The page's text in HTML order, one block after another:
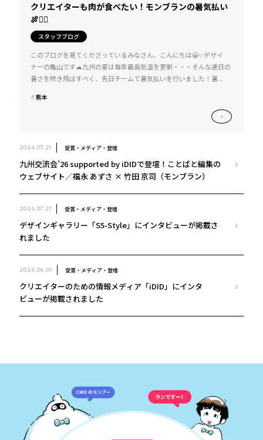
クリエイターも肉が食べたい！モンブランの暑気払い
🍖❤️‍🔥
スタッフブログ
このブログを見てくださっているみなさん、こんにちは😀✨デザイ
ナーの亀山です🐢九州の夏は毎年最高気温を更新・・・そんな連日の
暑さを吹き飛ばすべく、先日チームで暑気払いを行いました！暑...
熊本
2026.07.21 受賞・メディア・登壇
九州交流会’26 supported by iDIDで登壇！ことばと編集の
ウェブサイト／福永 あずさ × 竹田 京司（モンブラン）
2026.07.21 受賞・メディア・登壇
デザインギャラリー「S5-Style」にインタビューが掲載さ
れました
2026.06.01 受賞・メディア・登壇
クリエイターのための情報メディア「iDID」にインタ
ビューが掲載されました